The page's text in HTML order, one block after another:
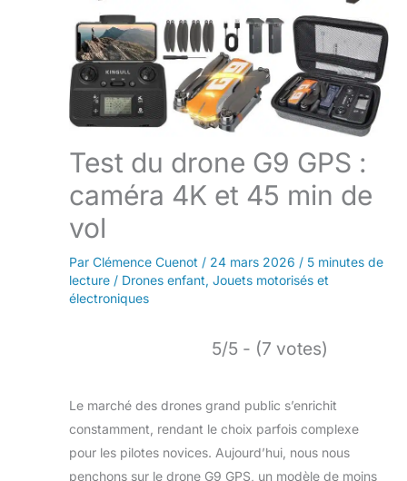
Test du drone G9 GPS :
caméra 4K et 45 min de
vol
Par Clémence Cuenot / 24 mars 2026 / 5 minutes de
lecture / Drones enfant, Jouets motorisés et
électroniques
5/5 - (7 votes)
Le marché des drones grand public s’enrichit
constamment, rendant le choix parfois complexe
pour les pilotes novices. Aujourd’hui, nous nous
penchons sur le drone G9 GPS, un modèle de moins